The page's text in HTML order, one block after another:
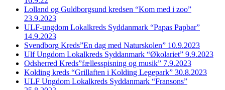
Lolland og Guldborgsund kredsen “Kom med i zoo”
23.9.2023
ULF-ungdom Lokalkreds Syddanmark “Papas Papbar”
14.9.2023
Svendborg Kreds”En dag med Naturskolen” 10.9.2023
Ulf Ungdom Lokalkreds Syddanmark “Økolariet” 9.9.2023
Odsherred Kreds”fællesspisning og musik” 7.9.2023
Kolding kreds “Grillaften i Kolding Legepark” 30.8.2023
ULF Ungdom Lokalkreds Syddanmark “Fransons”